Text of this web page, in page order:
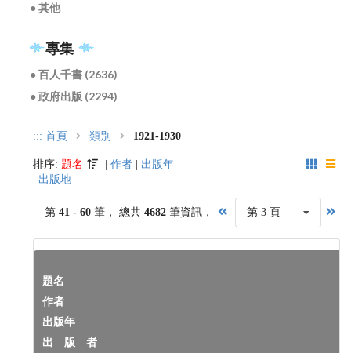
● 其他
專集
● 百人千書 (2636)
● 政府出版 (2294)
::: 首頁 類別 1921-1930
排序: 題名 |作者
出版年
出版地
第 41 - 60 筆， 總共 4682筆資訊， 第 3 頁
題名
作者
出版年
出 版 者